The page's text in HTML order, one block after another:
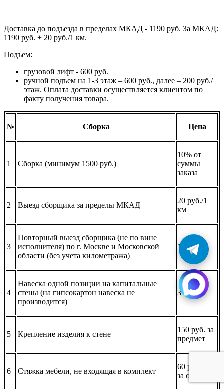
Доставка до подъезда в пределах МКАД - 1190 руб. За МКАД:
1190 руб. + 20 руб./1 км.
Подъем:
грузовой лифт - 600 руб.
ручной подъем на 1-3 этаж – 600 руб., далее – 200 руб./
этаж. Оплата доставки осуществляется клиентом по
факту получения товара.
№ Сборка Цена
1 Сборка (минимум 1500 руб.)
10% от
суммы
заказа
2 Выезд сборщика за пределы МКАД
20 руб./1
км
3
Повторный выезд сборщика (не по вине
исполнителя) по г. Москве и Московской
области (без учета километража)
1500 руб.
4
Навеска одной позиции на капитальные
стены (на гипсокартон навеска не
производится)
350 руб.
5 Крепление изделия к стене
150 руб. за
предмет
6 Стяжка мебели, не входящая в комплект
60 рублей/
за одну